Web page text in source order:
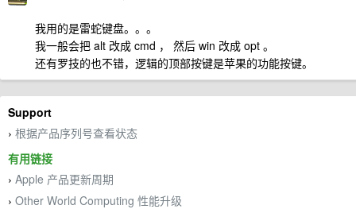
我用的是雷蛇键盘。。。
我一般会把 alt 改成 cmd ， 然后 win 改成 opt 。
还有罗技的也不错，逻辑的顶部按键是苹果的功能按键。
Support
› 根据产品序列号查看状态
有用链接
› Apple 产品更新周期
› Other World Computing 性能升级